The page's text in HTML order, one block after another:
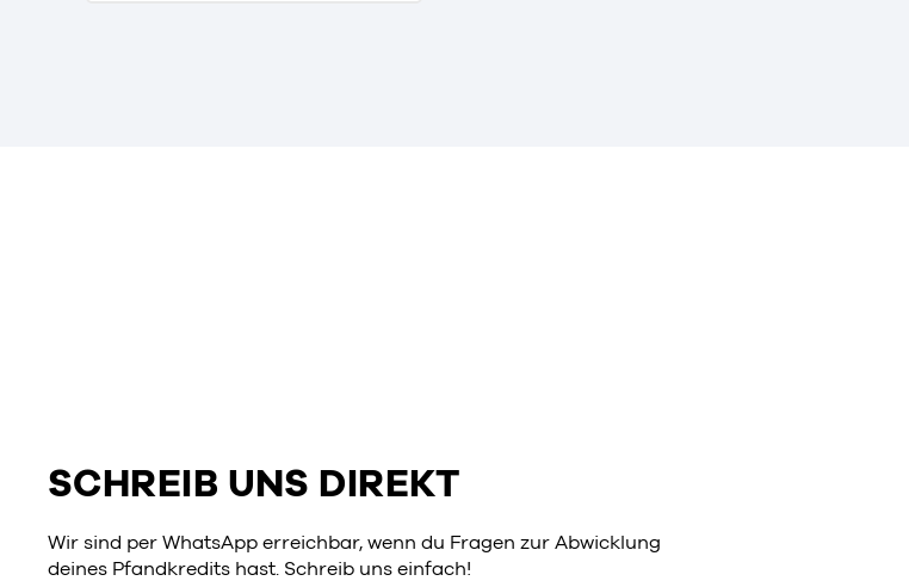
SCHREIB UNS DIREKT
Wir sind per WhatsApp erreichbar, wenn du Fragen zur Abwicklung
deines Pfandkredits hast. Schreib uns einfach!